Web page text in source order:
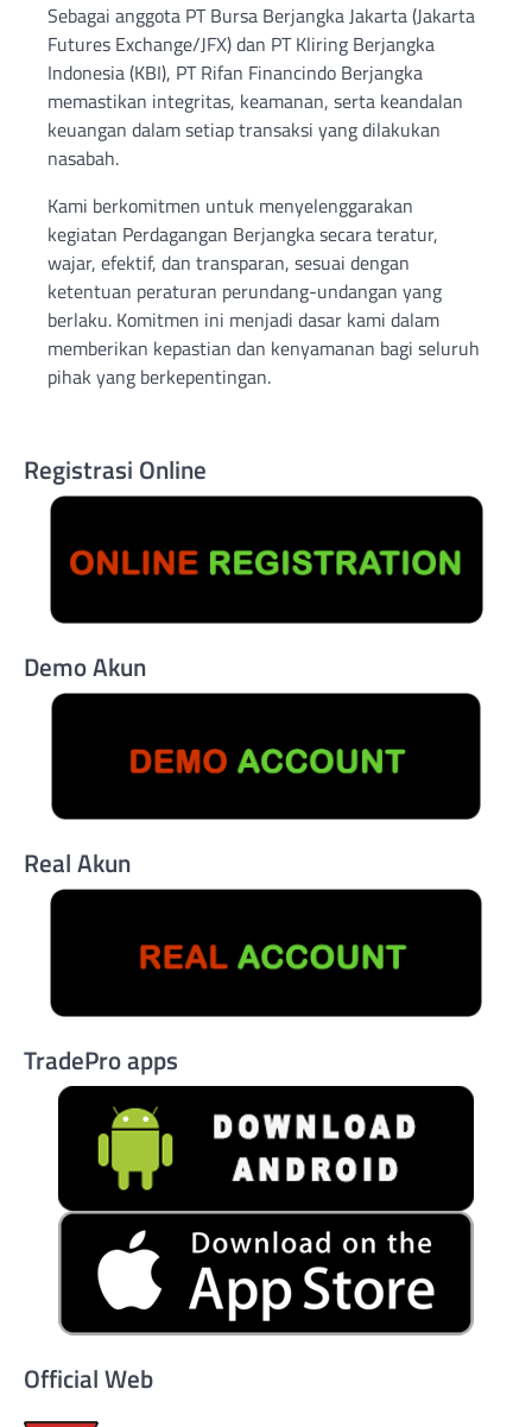
Sebagai anggota PT Bursa Berjangka Jakarta (Jakarta
Futures Exchange/JFX) dan PT Kliring Berjangka
Indonesia (KBI), PT Rifan Financindo Berjangka
memastikan integritas, keamanan, serta keandalan
keuangan dalam setiap transaksi yang dilakukan
nasabah.
Kami berkomitmen untuk menyelenggarakan
kegiatan Perdagangan Berjangka secara teratur,
wajar, efektif, dan transparan, sesuai dengan
ketentuan peraturan perundang-undangan yang
berlaku. Komitmen ini menjadi dasar kami dalam
memberikan kepastian dan kenyamanan bagi seluruh
pihak yang berkepentingan.
Registrasi Online
Demo Akun
Real Akun
TradePro apps
Official Web